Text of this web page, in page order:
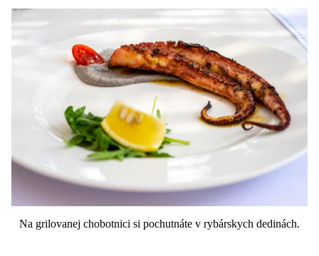
Na grilovanej chobotnici si pochutnáte v rybárskych dedinách.